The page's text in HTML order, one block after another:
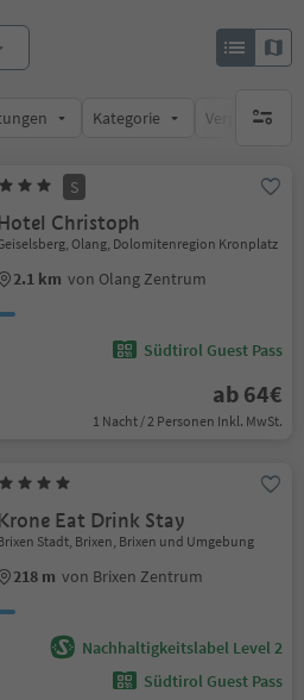
Kategorie keine
S
Christoph
Olang, Dolomitenregion Kronplatz
2.1 km von Olang Zentrum
Südtirol Guest Pass
ab 64€
1 Nacht / 2 Personen Inkl. MwSt.
Eat Drink Stay
Stadt, Brixen, Brixen und Umgebung
218 m von Brixen Zentrum
Nachhaltigkeitslabel Level 2
Südtirol Guest Pass